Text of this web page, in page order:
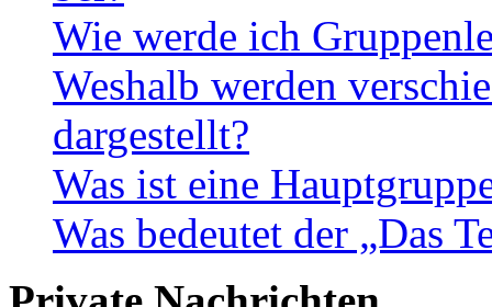
Wie werde ich
Weshalb werden
dargestellt?
Was ist eine
Was bedeutet der „Das